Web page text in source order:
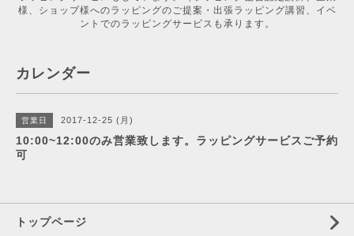
様、ショップ様へのラッピングのご提案・出張ラッピング講習、イベ
ントでのラッピングサービスも承ります。
カレンダー
営業日 2017-12-25 (月)
10:00~12:00のみ営業致します。ラッピングサービスご予約
可
トップページ